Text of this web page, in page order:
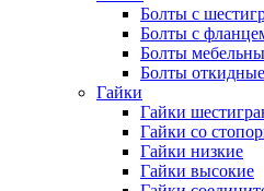
Болты с
Болты с
Болты
Болты откидные
Гайки
Гайки
Гайки со
Гайки низкие
Гайки высокие